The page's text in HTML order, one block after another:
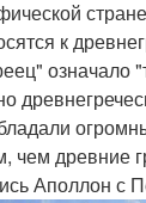
к
означало
чем древние
Аполлон с